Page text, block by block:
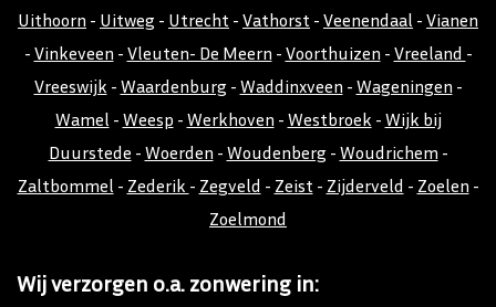
Uithoorn - Uitweg - Utrecht - Vathorst - Veenendaal - Vianen
- Vinkeveen - Vleuten- De Meern - Voorthuizen - Vreeland -
Vreeswijk - Waardenburg - Waddinxveen - Wageningen -
Wamel - Weesp - Werkhoven - Westbroek - Wijk bij
Duurstede - Woerden - Woudenberg - Woudrichem -
Zaltbommel - Zederik - Zegveld - Zeist- Zijderveld - Zoelen -
Zoelmond
Wij verzorgen o.a. zonwering in: